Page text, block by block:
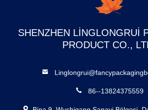
SHENZHEN LINGLONGRUI
PRODUCT CO.,
86--13824375559